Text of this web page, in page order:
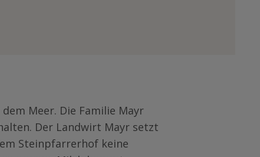
Meer. Die Familie Mayr
Der Landwirt Mayr setzt
Steinpfarrerhof keine